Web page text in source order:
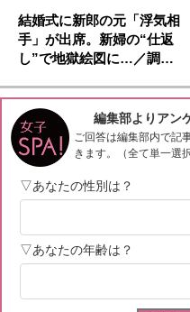
結婚式に新郎の元「浮気相
手」が出席。新婦の“仕返
し”で地獄絵図に…／調…